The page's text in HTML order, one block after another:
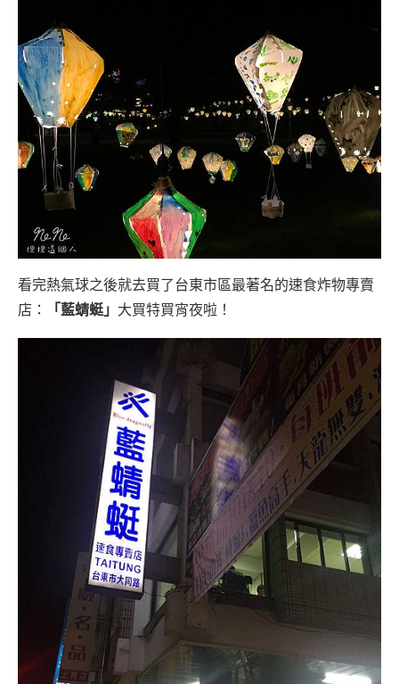
看完熱氣球之後就去買了台東市區最著名的速食炸物專賣
店：
「藍蜻蜓」 大買特買宵夜啦！